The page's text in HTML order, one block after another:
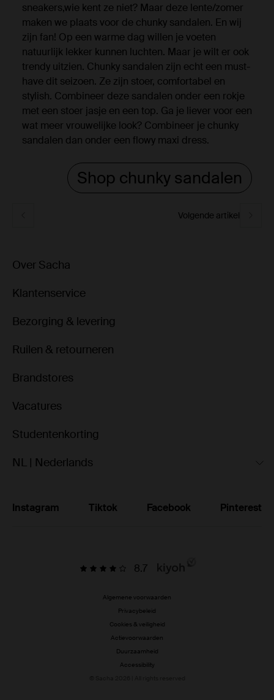
sneakers,wie kent ze niet? Maar deze lente/zomer
maken we plaats voor de chunky sandalen. En wij
zijn fan! Op een warme dag willen je voeten
natuurlijk lekker kunnen luchten. Maar je wilt er ook
trendy uitzien. Chunky sandalen zijn echt een must-
have dit seizoen. Ze zijn stoer, comfortabel en
stylish. Combineer deze sandalen onder een rokje
met een stoer jasje en een top. Ga je liever voor een
wat meer vrouwelijke look? Combineer je chunky
sandalen dan onder een flowy maxi dress.
Shop chunky sandalen
Volgende artikel
Over Sacha
Klantenservice
Bezorging & levering
Ruilen & retourneren
Brandstores
Vacatures
Studentenkorting
NL | Nederlands
Instagram Tiktok Facebook Pinterest
8.7
Algemene voorwaarden
Privacybeleid
Cookies & veiligheid
Actievoorwaarden
Duurzaamheid
Accessibility